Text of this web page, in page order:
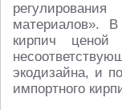
материалов».
кирпич
экодизайна, и
импортного